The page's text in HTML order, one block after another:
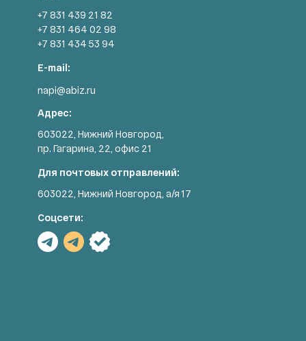
+7 831 439 21 82
+7 831 464 02 98
+7 831 434 53 94
E-mail:
napi@abiz.ru
Адрес:
603022, Нижний Новгород,
пр. Гагарина, 22, офис 21
Для почтовых отправлений:
603022, Нижний Новгород, а/я 17
Соцсети: